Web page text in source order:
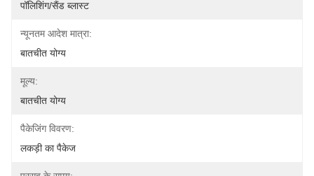
पॉलिशिंग/सैंड ब्लास्ट
न्यूनतम आदेश मात्रा:
बातचीत योग्य
मूल्य:
बातचीत योग्य
पैकेजिंग विवरण:
लकड़ी का पैकेज